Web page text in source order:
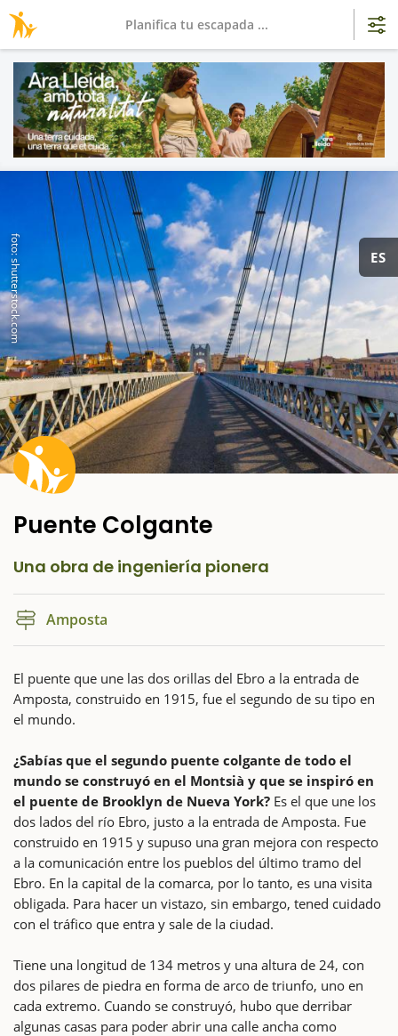
ES
Puente Colgante
foto: shutterstock.com
Una obra de ingeniería pionera
Amposta
El puente que une las dos orillas del Ebro a la entrada de
Amposta, construido en 1915, fue el segundo de su tipo en
el mundo.
¿Sabías que el segundo puente colgante de todo el
mundo se construyó en el Montsià y que se inspiró en
el puente de Brooklyn de Nueva York? Es el que une los
dos lados del río Ebro, justo a la entrada de Amposta. Fue
construido en 1915 y supuso una gran mejora con respecto
a la comunicación entre los pueblos del último tramo del
Ebro. En la capital de la comarca, por lo tanto, es una visita
obligada. Para hacer un vistazo, sin embargo, tened cuidado
con el tráfico que entra y sale de la ciudad.
Tiene una longitud de 134 metros y una altura de 24, con
dos pilares de piedra en forma de arco de triunfo, uno en
cada extremo. Cuando se construyó, hubo que derribar
algunas casas para poder abrir una calle ancha como
Planifica tu escapada ...